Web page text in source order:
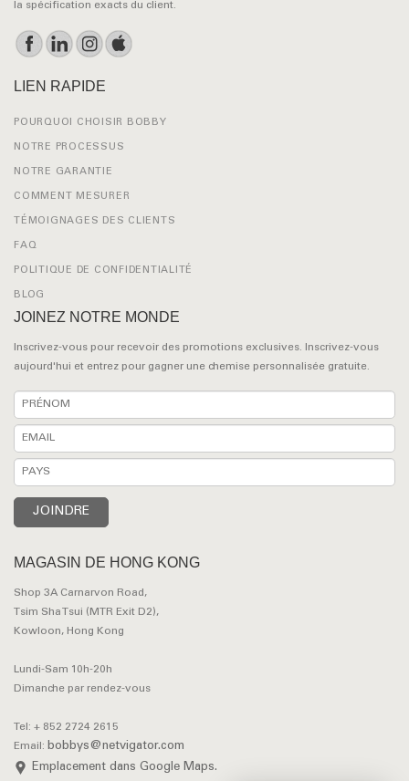
la spécification exacts du client.
LIEN RAPIDE
POURQUOI CHOISIR BOBBY
NOTRE PROCESSUS
NOTRE GARANTIE
COMMENT MESURER
TÉMOIGNAGES DES CLIENTS
FAQ
POLITIQUE DE CONFIDENTIALITÉ
BLOG
JOINEZ NOTRE MONDE
Inscrivez-vous pour recevoir des promotions exclusives. Inscrivez-vous
aujourd'hui et entrez pour gagner une chemise personnalisée gratuite.
MAGASIN DE HONG KONG
Shop 3A Carnarvon Road,
Tsim Sha Tsui (MTR Exit D2),
Kowloon, Hong Kong
Lundi-Sam 10h-20h
Dimanche par rendez-vous
Tel: + 852 2724 2615
Email: bobbys@netvigator.com
Emplacement dans Google Maps.